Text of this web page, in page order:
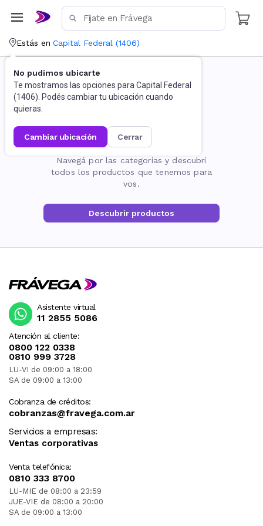
Estás en Capital Federal (1406)
No pudimos ubicarte
Te mostramos las opciones para Capital Federal
(1406). Podés cambiar tu ubicación cuando
quieras.
cambiar ubicación cerrar
La página no existe
Navegá por las categorías y descubrí
todos los productos que tenemos para
vos.
Descubrir productos
Atención al cliente:
0800 122 0338
0810 999 3728
LU-VI de 09:00 a 18:00
SA de 09:00 a 13:00
Cobranza de créditos:
cobranzas@fravega.com.ar
Servicios a empresas:
Ventas corporativas
Venta telefónica:
0810 333 8700
LU-MIE de 08:00 a 23:59
JUE-VIE de 08:00 a 20:00
SA de 09:00 a 13:00
Asistente virtual
11 2855 5086